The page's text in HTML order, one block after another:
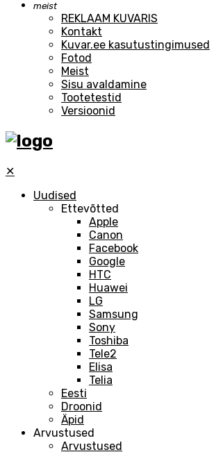
meist
REKLAAM KUVARIS
Kontakt
Kuvar.ee kasutustingimused
Fotod
Meist
Sisu avaldamine
Tootetestid
Versioonid
✕
Uudised
Ettevõtted
Apple
Canon
Facebook
Google
HTC
Huawei
LG
Samsung
Sony
Toshiba
Tele2
Elisa
Telia
Eesti
Droonid
Äpid
Arvustused
Arvustused